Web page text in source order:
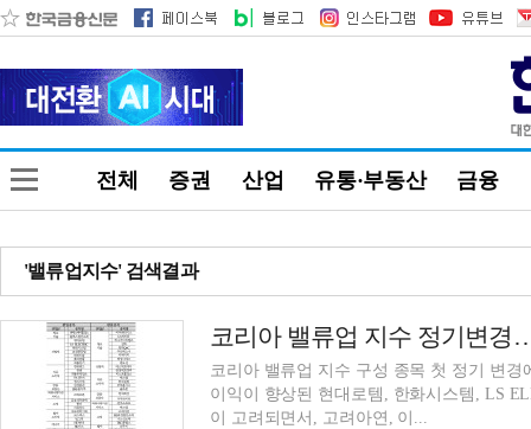
전체 증권 산업 유통·부동산 금융
'밸류업지수' 검색결과
코리아 밸류업 지수 구성 종목 첫 정기 변
이익이 향상된 현대로템, 한화시스템, LS
이 고려되면서, 고려아연, 이...